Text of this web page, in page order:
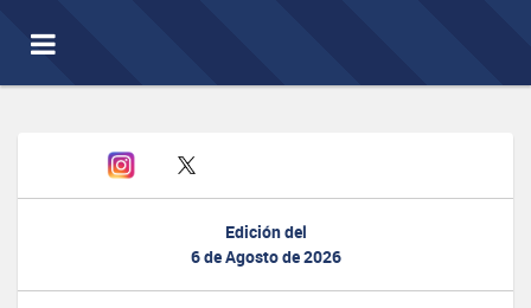
Toggle
navigation
Edición del
6 de Agosto de 2026